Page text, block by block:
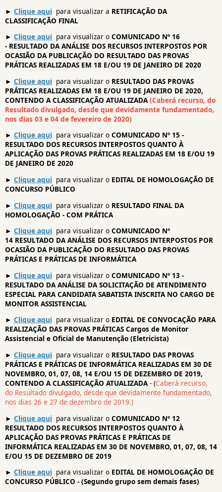
► Clique aqui para visualizar a RETIFICAÇÃO DA
CLASSIFICAÇÃO FINAL
► Clique aqui para visualizar o COMUNICADO Nº 16
- RESULTADO DA ANÁLISE DOS RECURSOS INTERPOSTOS POR
OCASIÃO DA PUBLICAÇÃO DO RESULTADO DAS PROVAS
PRÁTICAS REALIZADAS EM 18 E/OU 19 DE JANEIRO DE 2020
► Clique aqui para visualizar o RESULTADO DAS PROVAS
PRÁTICAS REALIZADAS EM 18 E/OU 19 DE JANEIRO DE 2020,
CONTENDO A CLASSIFICAÇÃO ATUALIZADA (Caberá recurso, do
Resultado divulgado, desde que devidamente fundamentado,
nos dias 03 e 04 de fevereiro de 2020)
► Clique aqui para visualizar o COMUNICADO Nº 15 -
RESULTADO DOS RECURSOS INTERPOSTOS QUANTO À
APLICAÇÃO DAS PROVAS PRÁTICAS REALIZADAS EM 18 E/OU 19
DE JANEIRO DE 2020
► Clique aqui para visualizar o EDITAL DE HOMOLOGAÇÃO DE
CONCURSO PÚBLICO
► Clique aqui para visualizar o RESULTADO FINAL DA
HOMOLOGAÇÃO - COM PRÁTICA
► Clique aqui para visualizar o COMUNICADO Nº
14 RESULTADO DA ANÁLISE DOS RECURSOS INTERPOSTOS POR
OCASIÃO DA PUBLICAÇÃO DO RESULTADO DAS PROVAS
PRÁTICAS E PRÁTICAS DE INFORMÁTICA
► Clique aqui para visualizar o COMUNICADO Nº 13 -
RESULTADO DA ANÁLISE DA SOLICITAÇÃO DE ATENDIMENTO
ESPECIAL PARA CANDIDATA SABATISTA INSCRITA NO CARGO DE
MONITOR ASSISTENCIAL
► Clique aqui para visualizar o EDITAL DE CONVOCAÇÃO PARA
REALIZAÇÃO DAS PROVAS PRÁTICAS Cargos de Monitor
Assistencial e Oficial de Manutenção (Eletricista)
► Clique aqui para visualizar o RESULTADO DAS PROVAS
PRÁTICAS E PRÁTICAS DE INFORMÁTICA REALIZADAS EM 30 DE
NOVEMBRO, 01, 07, 08, 14 E/OU 15 DE DEZEMBRO DE 2019,
CONTENDO A CLASSIFICAÇÃO ATUALIZADA- (Caberá recurso,
do Resultado divulgado, desde que devidamente fundamentado,
nos dias 26 e 27 de dezembro de 2019.)
► Clique aqui para visualizar o COMUNICADO Nº 12
RESULTADO DOS RECURSOS INTERPOSTOS QUANTO À
APLICAÇÃO DAS PROVAS PRÁTICAS E PRÁTICAS DE
INFORMÁTICA REALIZADAS EM 30 DE NOVEMBRO, 01, 07, 08, 14
E/OU 15 DE DEZEMBRO DE 2019
► Clique aqui para visualizar o EDITAL DE HOMOLOGAÇÃO DE
CONCURSO PÚBLICO - (Segundo grupo sem demais fases)